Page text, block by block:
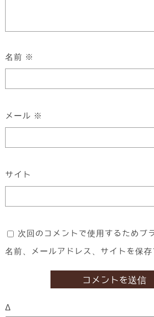
名前 ※
メール ※
サイト
次回のコメントで使用するためブ
名前、メールアドレス、サイトを保存
Δ